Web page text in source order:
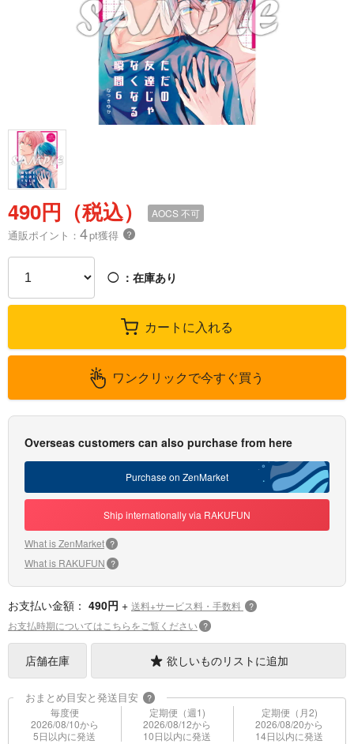
490円（税込） AOCS不可
通販ポイント： 4pt獲得 ？
◯ ：在庫あり
カートに入れる
ワンクリックで今すぐ買う
Overseas customers can also purchase from here
Purchase on ZenMarket
Ship internationally via RAKUFUN
What is ZenMarket ?
What is RAKUFUN ?
お支払い金額： 490円 + 送料+サービス料・手数料 ?
お支払時期についてはこちらをご覧ください ?
店舗在庫 欲しいものリストに追加
おまとめ目安と発送目安 ?
毎度便
2026/08/10から
5日以内に発送
定期便（週1)
2026/08/12から
10日以内に発送
定期便（月2)
2026/08/20から
14日以内に発送